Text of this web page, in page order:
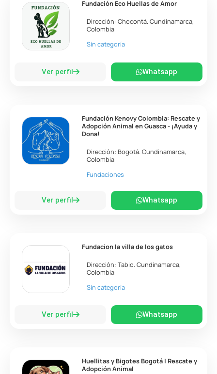
Fundación Eco Huellas de Amor
Dirección:Chocontá.Cundinamarca,
Colombia
Sin categoría
Ver perfil Whatsapp
Fundación Kenovy Colombia: Rescate y
Adopción Animal en Guasca - ¡Ayuda y
Dona!
Dirección: Bogotá.Cundinamarca,
Colombia
Fundaciones
Ver perfil Whatsapp
Fundacion la villa de los gatos
Dirección:Tabio.Cundinamarca,
Colombia
Sin categoría
Ver perfil Whatsapp
Huellitas y Bigotes Bogotá | Rescate y
Adopción Animal